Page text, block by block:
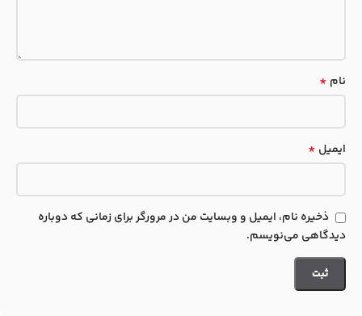
نام *
ایمیل *
ذخیره نام، ایمیل و وبسایت من در مرورگر برای زمانی که دوباره
دیدگاهی می‌نویسم.